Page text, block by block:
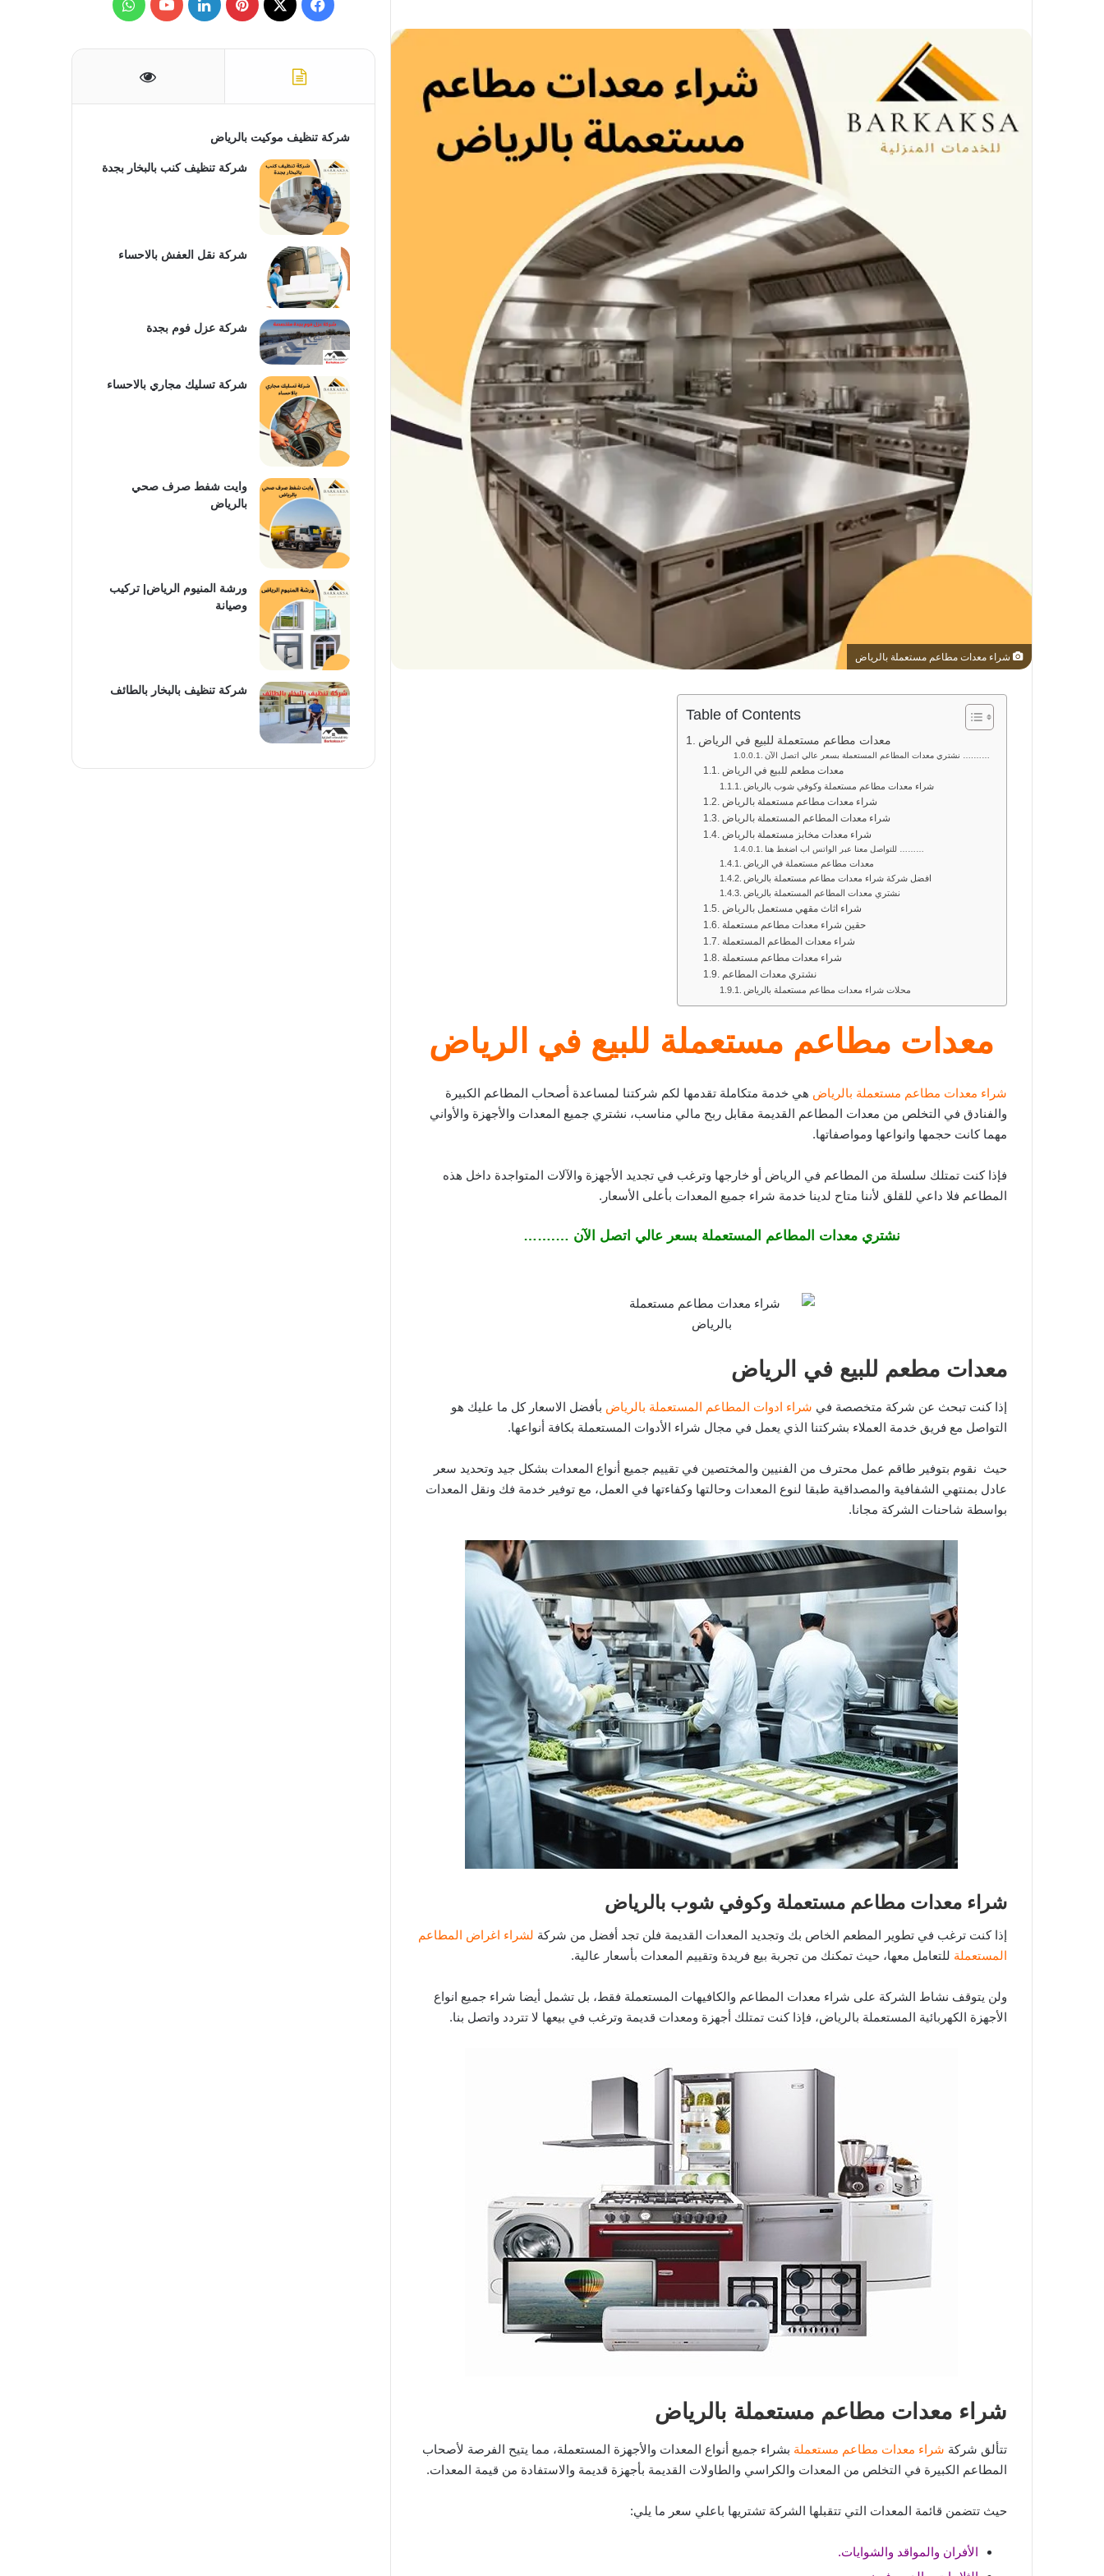
شراء معدات مطاعم مستعملة بالرياض
Table of Contents
معدات مطاعم مستعملة للبيع في الرياض
معدات مطعم للبيع في الرياض
شراء معدات مطاعم مستعملة وكوفي شوب بالرياض
شراء معدات مطاعم مستعملة بالرياض
شراء معدات المطاعم المستعملة بالرياض
معدات مطاعم مستعملة في الرياض
افضل شركة شراء معدات مطاعم مستعملة بالرياض
نشتري معدات المطاعم المستعملة بالرياض
شراء اثاث مقهي مستعمل بالرياض
حقين شراء معدات مطاعم مستعملة
شراء معدات المطاعم المستعملة
شراء معدات مطاعم مستعملة
نشتري معدات المطاعم
محلات شراء معدات مطاعم مستعملة بالرياض
معدات مطاعم مستعملة للبيع في الرياض
شراء معدات مطاعم مستعملة بالرياض هي خدمة متكاملة تقدمها لكم شركتنا لمساعدة أصحاب المطاعم الكبيرة
والفنادق في التخلص من معدات المطاعم القديمة مقابل ربح مالي مناسب، نشتري جميع المعدات والأجهزة والأواني
مهما كانت حجمها وانواعها ومواصفاتها.
فإذا كنت تمتلك سلسلة من المطاعم في الرياض أو خارجها وترغب في تجديد الأجهزة والآلات المتواجدة داخل هذه
المطاعم فلا داعي للقلق لأننا متاح لدينا خدمة شراء جميع المعدات بأعلى الأسعار.
نشتري معدات المطاعم المستعملة بسعر عالي اتصل الآن ….……
معدات مطعم للبيع في الرياض
إذا كنت تبحث عن شركة متخصصة في شراء ادوات المطاعم المستعملة بالرياض بأفضل الاسعار كل ما عليك هو
التواصل مع فريق خدمة العملاء بشركتنا الذي يعمل في مجال شراء الأدوات المستعملة بكافة أنواعها.
حيث نقوم بتوفير طاقم عمل محترف من الفنيين والمختصين في تقييم جميع أنواع المعدات بشكل جيد وتحديد سعر
عادل بمنتهي الشفافية والمصداقية طبقا لنوع المعدات وحالتها وكفاءتها في العمل، مع توفير خدمة فك ونقل المعدات
بواسطة شاحنات الشركة مجانا.
شراء معدات مطاعم مستعملة وكوفي شوب بالرياض
إذا كنت ترغب في تطوير المطعم الخاص بك وتجديد المعدات القديمة فلن تجد أفضل من شركة لشراء اغراض المطاعم
المستعملة للتعامل معها، حيث تمكنك من تجربة بيع فريدة وتقييم المعدات بأسعار عالية.
ولن يتوقف نشاط الشركة على شراء معدات المطاعم والكافيهات المستعملة فقط، بل تشمل أيضا شراء جميع انواع
الأجهزة الكهربائية المستعملة بالرياض، فإذا كنت تمتلك أجهزة ومعدات قديمة وترغب في بيعها لا تتردد واتصل بنا.
شراء معدات مطاعم مستعملة بالرياض
تتألق شركة شراء معدات مطاعم مستعملة بشراء جميع أنواع المعدات والأجهزة المستعملة، مما يتيح الفرصة لأصحاب
المطاعم الكبيرة في التخلص من المعدات والكراسي والطاولات القديمة بأجهزة قديمة والاستفادة من قيمة المعدات.
حيث تتضمن قائمة المعدات التي تتقبلها الشركة تشتريها باعلي سعر ما يلي:
الأفران والمواقد والشوايات.
ن
ف
س
ب
و
ك
ب
ت
ي
ر
ل
ك
إ
o
u
u
و
س
ب
شركة تنظيف موكيت بالرياض
شركة تنظيف كنب بالبخار بجدة
شركة نقل العفش بالاحساء
شركة عزل فوم بجدة
شركة تسليك مجاري بالاحساء
وايت شفط صرف صحي
بالرياض
ورشة المنيوم الرياض| تركيب
وصيانة
شركة تنظيف بالبخار بالطائف